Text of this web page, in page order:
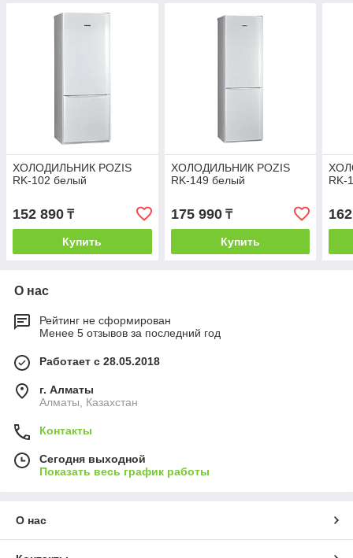
ХОЛОДИЛЬНИК POZIS
RK-102 белый
152 890 ₸
Купить
ХОЛОДИЛЬНИК POZIS
RK-149 белый
175 990₸
Купить
RK-
О нас
Рейтинг не сформирован
Менее 5 отзывов за последний год
Работает с 28.05.2018
г. Алматы
Алматы, Казахстан
Контакты
Сегодня выходной
Показать весь график работы
О нас